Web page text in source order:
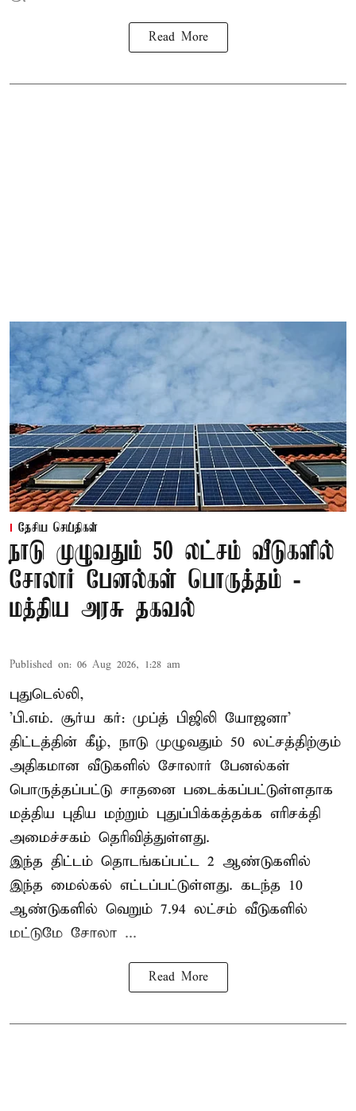
Read More
தேசிய செய்திகள்
நாடு முழுவதும் 50 லட்சம் வீடுகளில்
சோலார் பேனல்கள் பொருத்தம் -
மத்திய அரசு தகவல்
Published on: 06 Aug 2026, 1:28 am
புதுடெல்லி,
'பி.எம். சூர்ய கர்: முப்த் பிஜிலி யோஜனா'
திட்டத்தின் கீழ், நாடு முழுவதும் 50 லட்சத்திற்கும்
அதிகமான வீடுகளில் சோலார் பேனல்கள்
பொருத்தப்பட்டு சாதனை படைக்கப்பட்டுள்ளதாக
மத்திய புதிய மற்றும் புதுப்பிக்கத்தக்க எரிசக்தி
அமைச்சகம் தெரிவித்துள்ளது.
இந்த திட்டம் தொடங்கப்பட்ட 2 ஆண்டுகளில்
இந்த மைல்கல் எட்டப்பட்டுள்ளது. கடந்த 10
ஆண்டுகளில் வெறும் 7.94 லட்சம் வீடுகளில்
மட்டுமே சோலா ...
Read More